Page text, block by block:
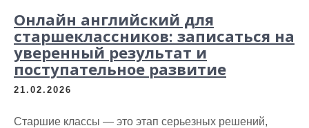
Онлайн английский для
старшеклассников: записаться на
уверенный результат и
поступательное развитие
21.02.2026
Старшие классы — это этап серьезных решений,